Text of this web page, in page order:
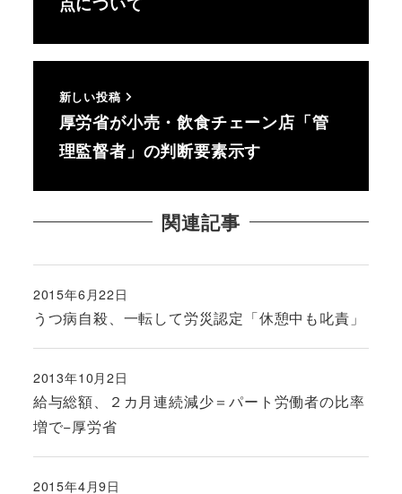
新しい投稿
厚労省が小売・飲食チェーン店「管
理監督者」の判断要素示す
関連記事
うつ病自殺、一転して労災認定「休憩中も叱責」
投稿日
2015年6月22日
給与総額、２カ月連続減少＝パート労働者の比率
増で−厚労省
投稿日
2013年10月2日
2015年4月9日